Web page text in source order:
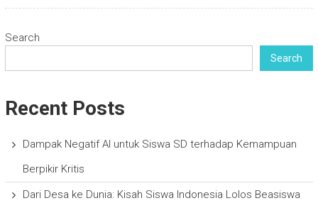
Search
Search
Recent Posts
Dampak Negatif AI untuk Siswa SD terhadap Kemampuan
Berpikir Kritis
Dari Desa ke Dunia: Kisah Siswa Indonesia Lolos Beasiswa